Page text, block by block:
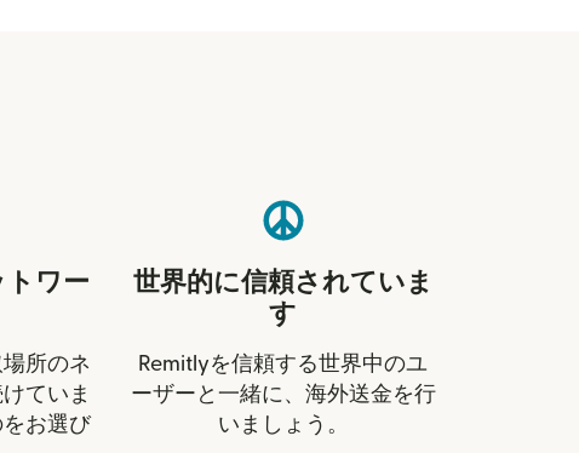
トワー
所のネ
ていま
お選び
世界的に信頼されていま
す
Remitlyを信頼する世界中のユ
ーザーと一緒に、海外送金を行
いましょう。